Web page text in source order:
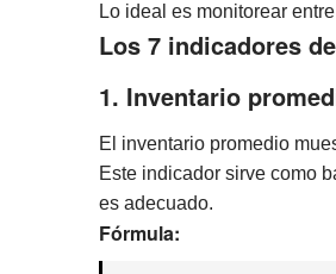
Lo ideal es monitorear
Los 7 indicadores
1. Inventario
El inventario promedio
Este indicador sirve como
es adecuado.
Fórmula: